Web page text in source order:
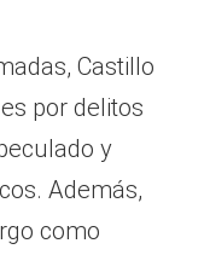
Castillo
por delitos
y
Además,
como